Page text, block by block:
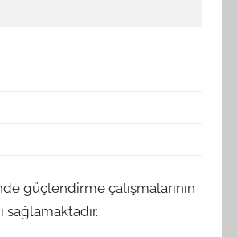
güçlendirme çalışmalarının
sağlamaktadır.